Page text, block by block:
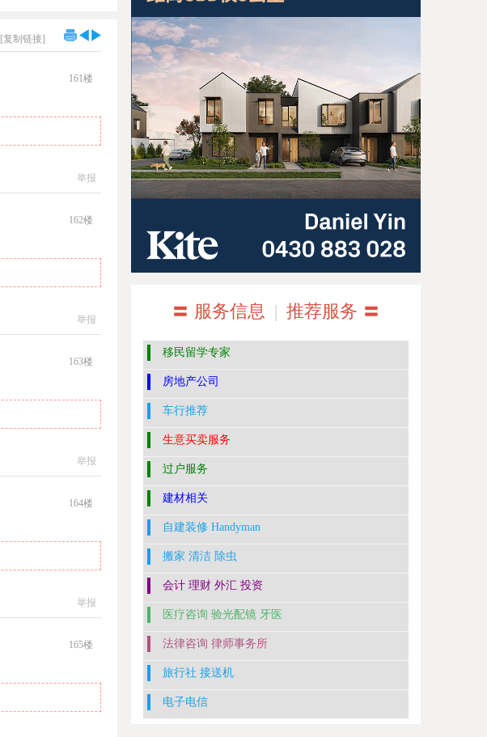
[复制链接]
161楼
举报
162楼
举报
163楼
举报
164楼
举报
165楼
〓 服务信息 | 推荐服务 〓
移民留学专家
房地产公司
车行推荐
生意买卖服务
过户服务
建材相关
自建装修 Handyman
搬家 清洁 除虫
会计 理财 外汇 投资
医疗咨询 验光配镜 牙医
法律咨询 律师事务所
旅行社 接送机
电子电信